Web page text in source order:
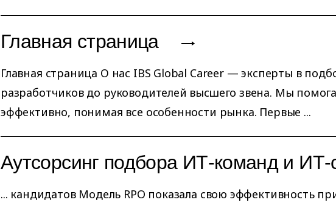
Главная страница
Главная страница О нас IBS Global Career — эксперты в
разработчиков до руководителей высшего звена. Мы
эффективно, понимая все особенности рынка. Первые ...
Аутсорсинг подбора ИТ-команд и ИТ-
... кандидатов Модель RPO показала свою эффективность